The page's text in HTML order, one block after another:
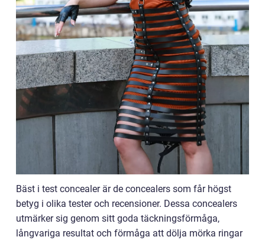
Bäst i test concealer är de concealers som får högst
betyg i olika tester och recensioner. Dessa concealers
utmärker sig genom sitt goda täckningsförmåga,
långvariga resultat och förmåga att dölja mörka ringar